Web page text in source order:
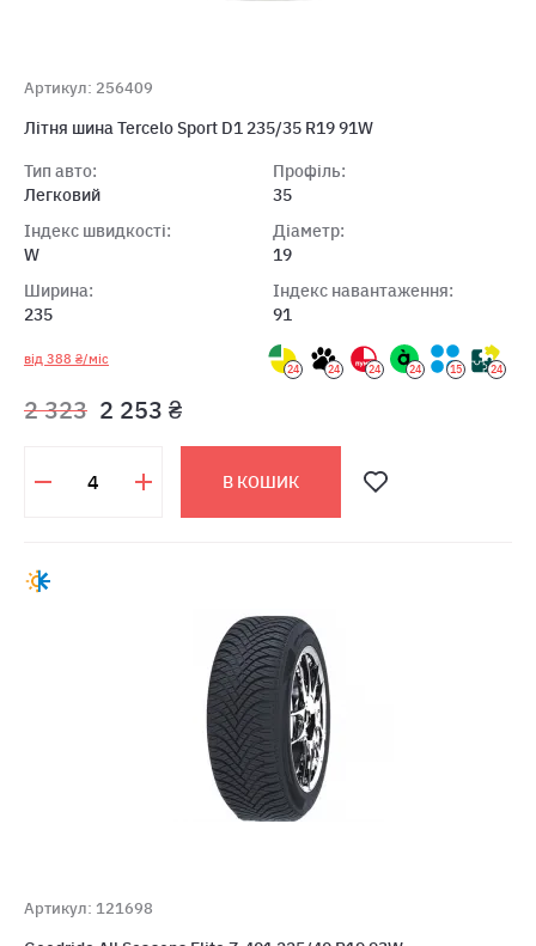
Артикул: 256409
Літня шина Tercelo Sport D1 235/35 R19 91W
Тип авто:
Легковий
Індекс швидкості:
W
Ширина:
235
Профіль:
35
Діаметр:
19
Індекс навантаження:
91
від 388 ₴/міс
24 24 24 24 15 24
2 323 2 253 ₴
В КОШИК
Артикул: 121698